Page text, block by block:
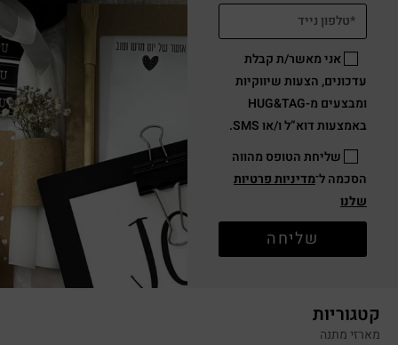
אני מאשר/ת קבלת
עדכונים, הצעות שיווקיות
ומבצעים מ-HUG&TAG
באמצעות דוא”ל ו/או SMS.
שליחת הטופס מהווה
הסכמה ל־מדיניות פרטיות
שלנו
שליחה
קטגוריות
מארזי מתנה